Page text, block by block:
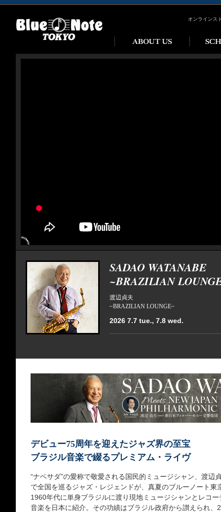
オンラインス
SADAO WATANABE
~BRAZILIAN
渡辺貞夫
~BRAZILIAN LOUNGE~
2026 7.7 tue., 7.8 wed.
デビュー75周年を迎えたジャズ界の至宝
ブラジル音楽で綴るプレミアム・ライヴ
“ナベサダ”の愛称で敬愛される国民的ミュージシャン、渡辺
で全国を巡るジャズ・レジェンドが、真夏のブルーノート
1960年代に単身ブラジルに渡り現地ミュージシャンとレコ
音楽を日本に紹介。その功績はブラジル政府から讃えられ